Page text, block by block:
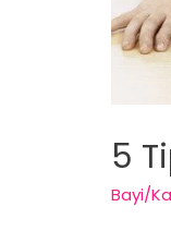
5
Bayi/